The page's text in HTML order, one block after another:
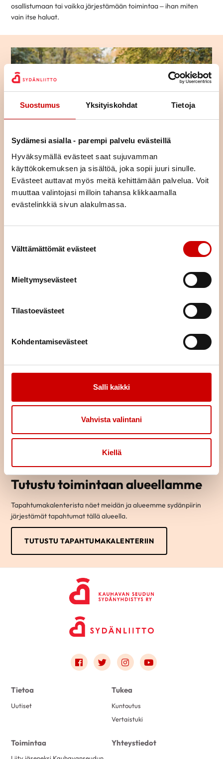
Suostumus Yksityiskohdat Tietoja
Sydämesi asialla - parempi palvelu evästeillä
Hyväksymällä evästeet saat sujuvamman
käyttökokemuksen ja sisältöä, joka sopii juuri sinulle.
Evästeet auttavat myös meitä kehittämään palvelua. Voit
muuttaa valintojasi milloin tahansa klikkaamalla
evästelinkkiä sivun alakulmassa.
Välttämättömät evästeet
Mieltymysevästeet
Tilastoevästeet
Kohdentamisevästeet
Salli kaikki
Vahvista valintani
Kiellä
osallistumaan tai vaikka järjestämään toimintaa – ihan miten
vain itse haluat.
Liity jäseneksi
tarjoamme mahdollisuuden kokemusten jakamiseen sekä
annamme vertaistukea. Liittymällä jäseneksi saat neljä kertaa
ajankohtaista tietoa sydänterveydestä.
Tutustu toimintaan alueellamme
Tapahtumakalenterista näet meidän ja alueemme sydänpiirin
järjestämät tapahtumat tällä alueella.
TUTUSTU TAPAHTUMAKALENTERIIN
Link to facebook
Link to twitter
Link to instagram
Link to youtube
Tietoa
Uutiset
Tukea
Kuntoutus
Vertaistuki
Toimintaa Yhteystiedot